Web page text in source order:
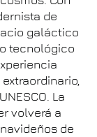
de
galáctico
tecnológico
La
volverá a
de